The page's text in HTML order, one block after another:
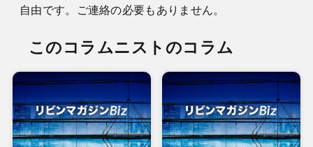
自由です。ご連絡の必要もありません。
このコラムニストのコラム